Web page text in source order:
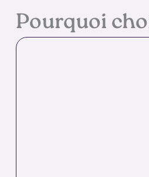
Pourquoi